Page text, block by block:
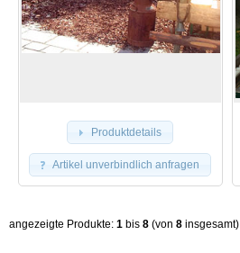
Produktdetails
Artikel unverbindlich anfragen
angezeigte Produkte: 1 bis 8 (von 8 insgesamt)